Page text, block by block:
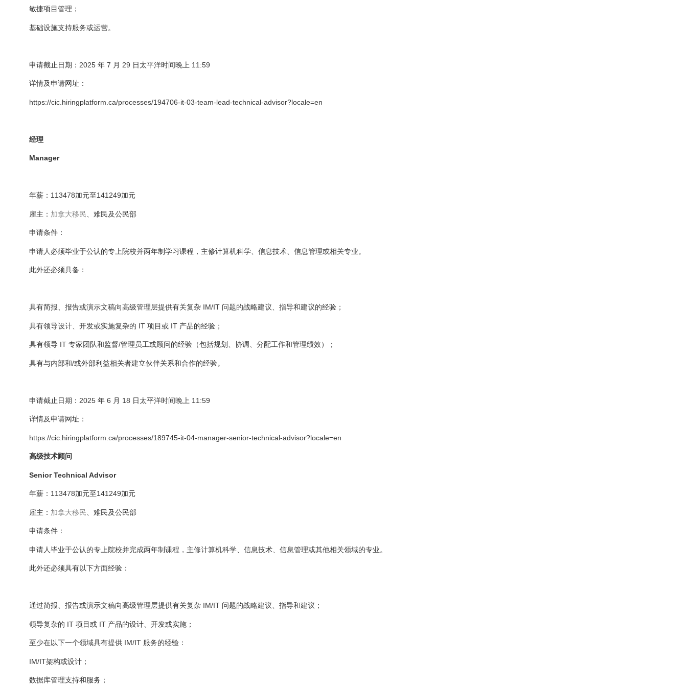
敏捷项目管理；
基础设施支持服务或运营。
申请截止日期：2025 年 7 月 29 日太平洋时间晚上 11:59
详情及申请网址：
https://cic.hiringplatform.ca/processes/194706-it-03-team-lead-technical-advisor?locale=en
经理
Manager
年薪：113478加元至141249加元
雇主： 加拿大移民 、难民及公民部
申请条件：
申请人必须毕业于公认的专上院校并两年制学习课程，主修计算机科学、信息技术、信息管理或相关专业。
此外还必须具备：
具有简报、报告或演示文稿向高级管理层提供有关复杂 IM/IT 问题的战略建议、指导和建议的经验；
具有领导设计、开发或实施复杂的 IT 项目或 IT 产品的经验；
具有领导 IT 专家团队和监督/管理员工或顾问的经验（包括规划、协调、分配工作和管理绩效）；
具有与内部和/或外部利益相关者建立伙伴关系和合作的经验。
申请截止日期：2025 年 6 月 18 日太平洋时间晚上 11:59
详情及申请网址：
https://cic.hiringplatform.ca/processes/189745-it-04-manager-senior-technical-advisor?locale=en
高级技术顾问
Senior Technical Advisor
年薪：113478加元至141249加元
雇主： 加拿大移民 、难民及公民部
申请条件：
申请人毕业于公认的专上院校并完成两年制课程，主修计算机科学、信息技术、信息管理或其他相关领域的专业。
此外还必须具有以下方面经验：
通过简报、报告或演示文稿向高级管理层提供有关复杂 IM/IT 问题的战略建议、指导和建议；
领导复杂的 IT 项目或 IT 产品的设计、开发或实施；
至少在以下一个领域具有提供 IM/IT 服务的经验：
IM/IT架构或设计；
数据库管理支持和服务；